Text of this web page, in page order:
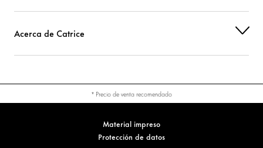
Acerca de Catrice
* Precio de venta recomendado
Material impreso
Protección de datos